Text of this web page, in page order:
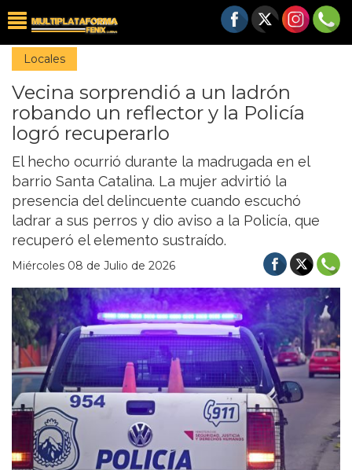
Locales
Vecina sorprendió a un ladrón
robando un reflector y la Policía
logró recuperarlo
El hecho ocurrió durante la madrugada en el
barrio Santa Catalina. La mujer advirtió la
presencia del delincuente cuando escuchó
ladrar a sus perros y dio aviso a la Policía, que
recuperó el elemento sustraído.
Miércoles 08 de Julio de 2026